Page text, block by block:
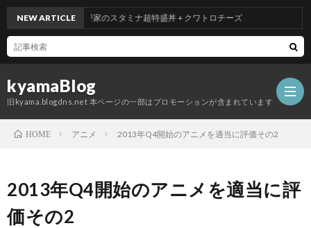
kyamaBlog
旧kyama.blogdns.net 本ページの一部はプロモーションが含まれています
NEW ARTICLE吉野家のスタミナ超特盛丼 + クワトロチーズ
HOME アニメ 2013年Q4開始のアニメを適当に評価その2
2013年Q4開始のアニメを適当に評
価その2